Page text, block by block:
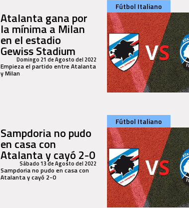
Atalanta gana por
la mínima a Milan
en el estadio
Gewiss Stadium
Domingo 21 de Agosto del 2022
Empieza el partido entre Atalanta
y Milan
Fútbol Italiano
Sampdoria no pudo
en casa con
Atalanta y cayó 2-0
Sábado 13 de Agosto del 2022
Sampdoria no pudo en casa con
Atalanta y cayó 2-0
Fútbol Italiano